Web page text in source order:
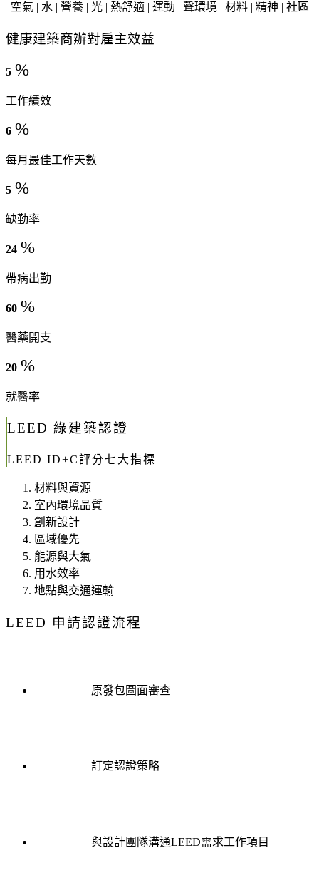
空氣 | 水 | 營養 | 光 | 熱舒適 | 運動 | 聲環境 | 材料 | 精神 | 社區
健康建築商辦對雇主效益
5 %
工作績效
6 %
每月最佳工作天數
5 %
缺勤率
24 %
帶病出勤
60 %
醫藥開支
20 %
就醫率
LEED 綠建築認證
LEED ID+C評分七大指標
材料與資源
室內環境品質
創新設計
區域優先
能源與大氣
用水效率
地點與交通運輸
LEED 申請認證流程
原發包圖面審查
訂定認證策略
與設計團隊溝通LEED需求工作項目